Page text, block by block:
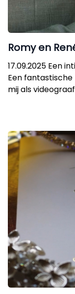
Romy en
17.09.2025 Een
Een
mij als